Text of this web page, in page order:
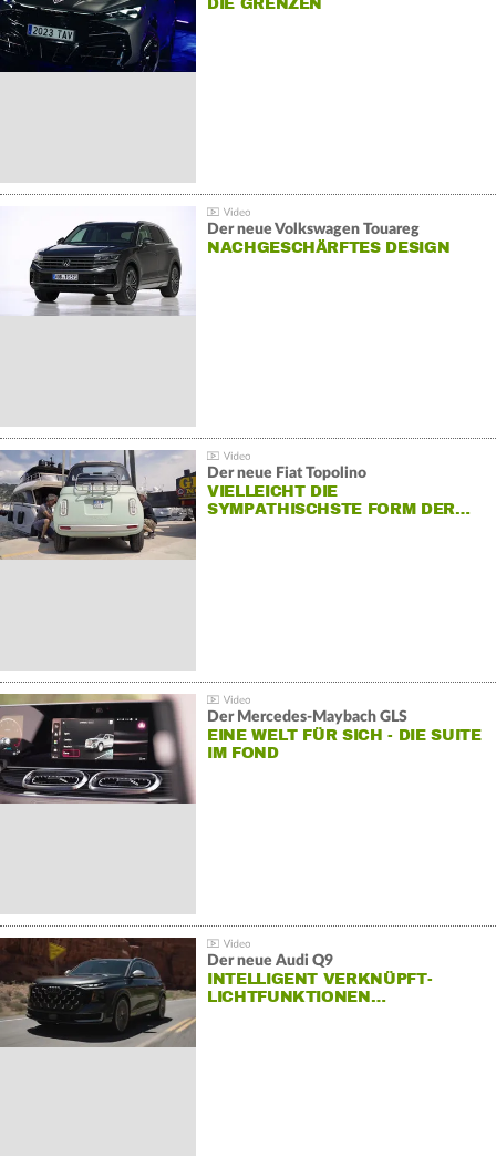
DIE GRENZEN
Der neue Volkswagen Touareg
NACHGESCHÄRFTES DESIGN
Der neue Fiat Topolino
VIELLEICHT DIE
SYMPATHISCHSTE FORM DER…
Der Mercedes‑Maybach GLS
EINE WELT FÜR SICH - DIE SUITE
IM FOND
Der neue Audi Q9
INTELLIGENT VERKNÜPFT-
LICHTFUNKTIONEN…